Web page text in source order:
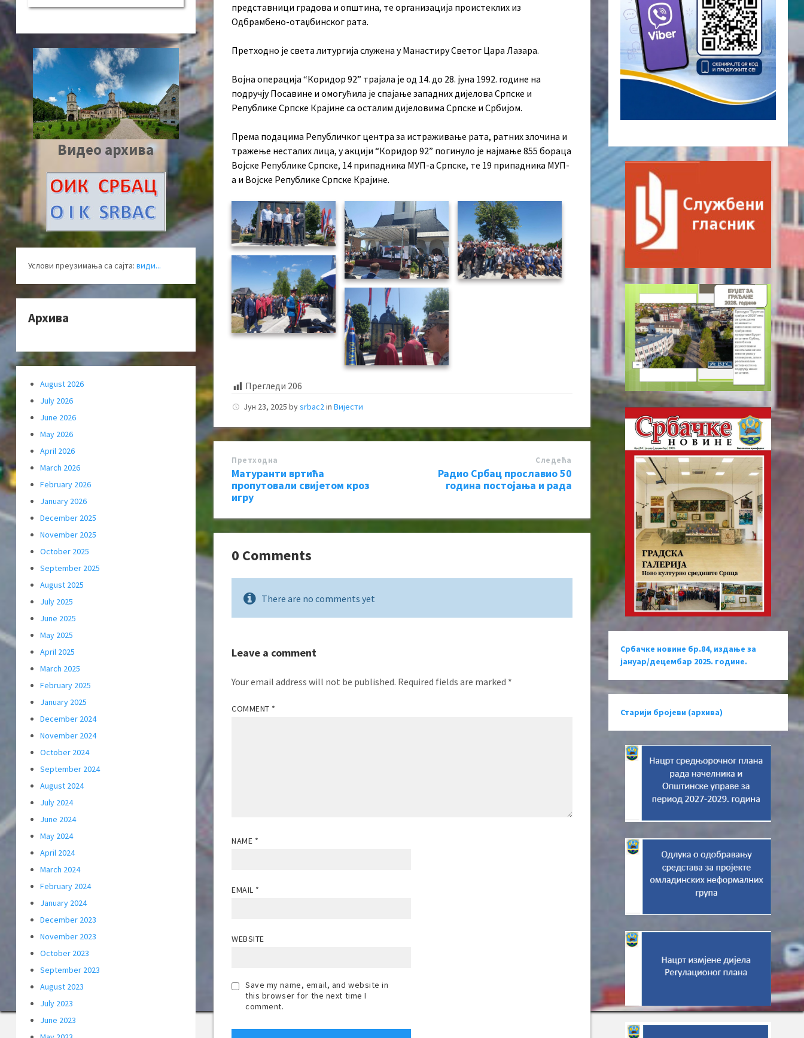
представници градова и општина, те организација проистеклих из
Одбрамбено-отаџбинског рата.
Претходно је света литургија служена у Манастиру Светог Цара Лазара.
Војна операција “Коридор 92” трајала је од 14. до 28. јуна 1992. године на
подручју Посавине и омогућила је спајање западних дијелова Српске и
Републике Српске Крајине са осталим дијеловима Српске и Србијом.
Према подацима Републичког центра за истраживање рата, ратних злочина и
тражење несталих лица, у акцији “Коридор 92” погинуло је најмање 855 бораца
Војске Републике Српске, 14 припадника МУП-а Српске, те 19 припадника МУП-
а и Војске Републике Српске Крајине.
Прегледи 206
Јун 23, 2025 bysrbac2 in Вијести
Претходна
Матуранти вртића
пропутовали свијетом кроз
игру
Следећa
Радио Србац прославио 50
година постојања и рада
0 Comments
There are no comments yet
Leave a comment
Your email address will not be published. Required fields are marked *
COMMENT *
NAME *
EMAIL *
WEBSITE
Save my name, email, and website in
this browser for the next time I
comment.
Видео архива
Услови преузимања са сајта: види...
Архива
August 2026
July 2026
June 2026
May 2026
April 2026
March 2026
February 2026
January 2026
December 2025
November 2025
October 2025
September 2025
August 2025
July 2025
June 2025
May 2025
April 2025
March 2025
February 2025
January 2025
December 2024
November 2024
October 2024
September 2024
August 2024
July 2024
June 2024
May 2024
April 2024
March 2024
February 2024
January 2024
December 2023
November 2023
October 2023
September 2023
August 2023
July 2023
June 2023
Србачке новине бр.84, издање за
јануар/децембар 2025. године.
Старији бројеви (архива)